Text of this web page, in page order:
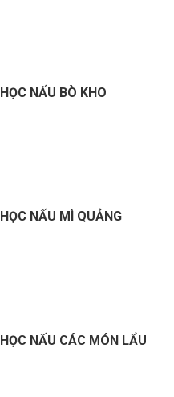
HỌC NẤU BÒ KHO
HỌC NẤU MÌ QUẢNG
HỌC NẤU CÁC MÓN LẨU